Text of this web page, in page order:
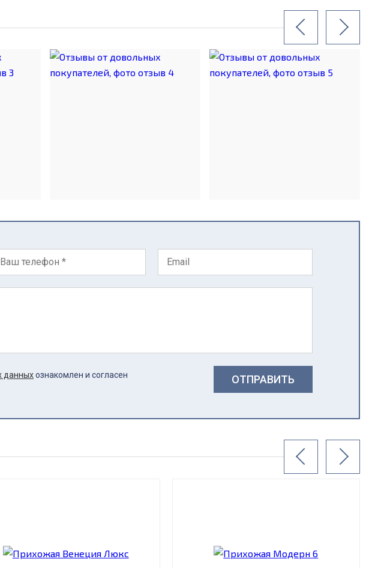
данныхознакомлен и согласен ОТПРАВИТЬ